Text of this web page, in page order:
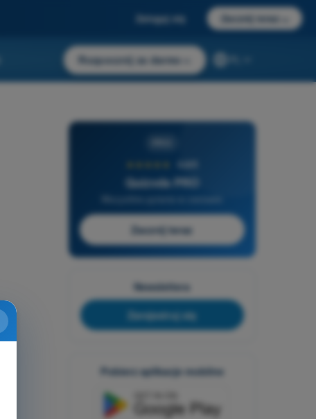
Zaloguj się Zacznij teraz
Rozpocznij za darmo
4,6/5
Quizvds PRO
Zacznij teraz
Newslettera
Zarejestruj się
Pobierz aplikacje mobilne